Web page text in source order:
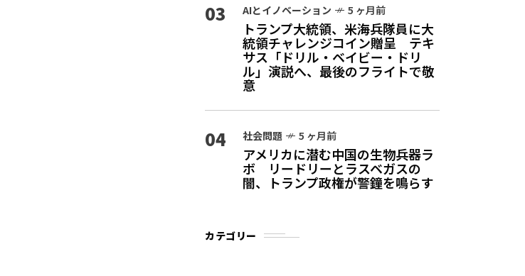
03 AIとイノベーション 5 ヶ月前
トランプ大統領、米海兵隊員に大
統領チャレンジコイン贈呈 テキ
サス「ドリル・ベイビー・ドリ
ル」演説へ、最後のフライトで敬
意
04 社会問題 5 ヶ月前
アメリカに潜む中国の生物兵器ラ
ボ リードリーとラスベガスの
闇、トランプ政権が警鐘を鳴らす
カテゴリー